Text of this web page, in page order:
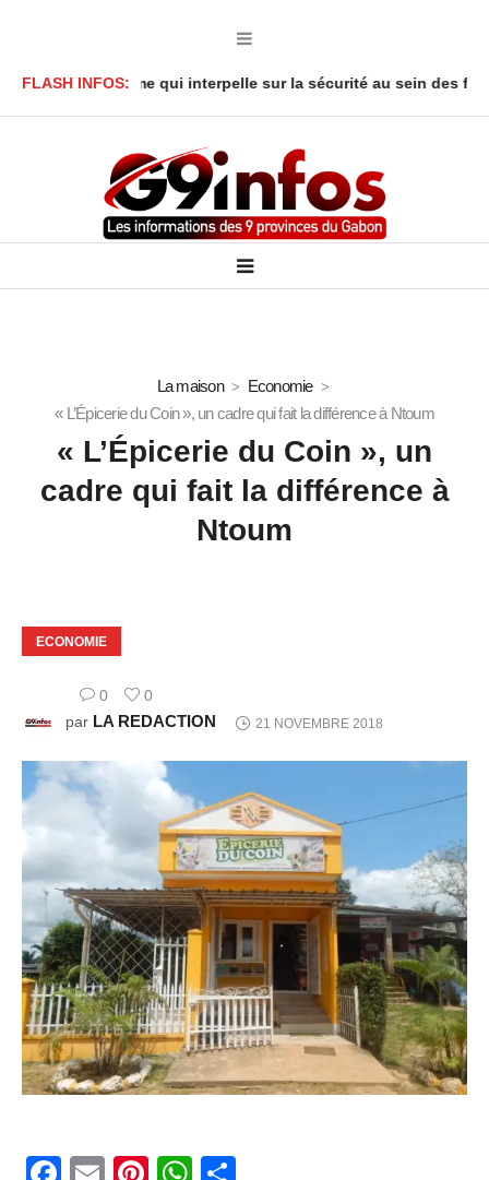
FLASH INFOS:
: Le drame qui interpelle sur la sécurité au sein des foyers
La maison
Economie
« L’Épicerie du Coin », un cadre qui fait la différence à Ntoum
« L’Épicerie du Coin », un
cadre qui fait la différence à
Ntoum
ECONOMIE
0
0
par LA REDACTION 21 NOVEMBRE 2018
Facebook
Email PinterestWhatsApp